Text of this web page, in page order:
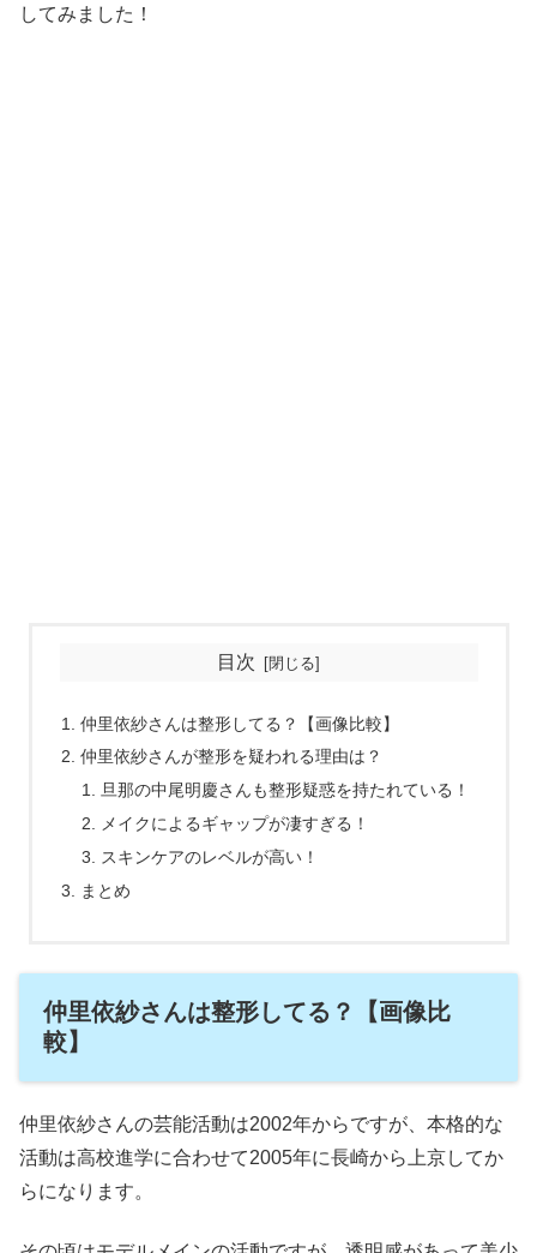
してみました！
目次
仲里依紗さんは整形してる？【画像比較】
仲里依紗さんが整形を疑われる理由は？
旦那の中尾明慶さんも整形疑惑を持たれている！
メイクによるギャップが凄すぎる！
スキンケアのレベルが高い！
まとめ
仲里依紗さんは整形してる？【画像比
較】
仲里依紗さんの芸能活動は2002年からですが、本格的な
活動は高校進学に合わせて2005年に長崎から上京してか
らになります。